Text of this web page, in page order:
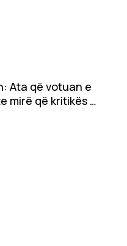
Ata që votuan e
mirë që kritikës t’i